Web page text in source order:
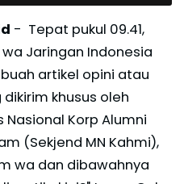
- Tepat pukul 09.41,
Jaringan Indonesia
artikel opini atau
khusus oleh
Korp Alumni
(Sekjend MN Kahmi),
wa dan dibawahnya